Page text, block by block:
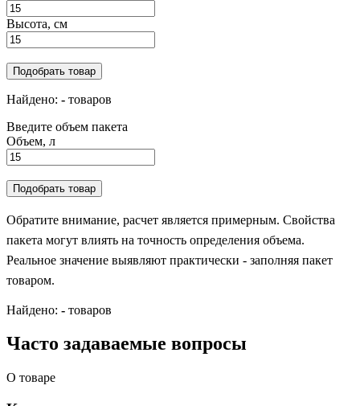
Высота, см
Подобрать товар
Найдено: - товаров
Введите объем пакета
Объем, л
Подобрать товар
Обратите внимание, расчет является примерным. Свойства
пакета могут влиять на точность определения объема.
Реальное значение выявляют практически - заполняя пакет
товаром.
Найдено: - товаров
Часто задаваемые вопросы
О товаре